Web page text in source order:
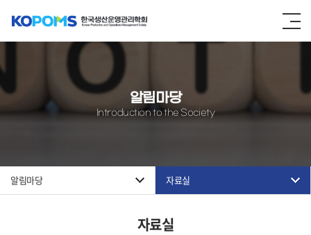
알림마당
Introduction to the Society
알림마당 자료실
자료실